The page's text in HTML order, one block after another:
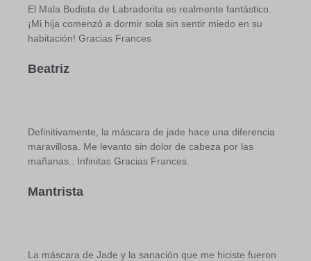
El Mala Budista de Labradorita es realmente fantástico.
¡Mi hija comenzó a dormir sola sin sentir miedo en su
habitación! Gracias Frances
Beatriz
Definitivamente, la máscara de jade hace una diferencia
maravillosa. Me levanto sin dolor de cabeza por las
mañanas.. Infinitas Gracias Frances.
Mantrista
La máscara de Jade y la sanación que me hiciste fueron